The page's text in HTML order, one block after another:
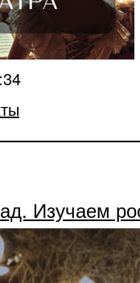
Изучаем